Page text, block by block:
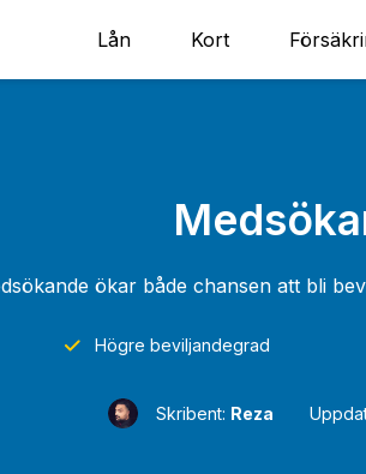
Lån Kort
ökar både chansen att bli
Högre beviljandegrad
Skribent: Reza